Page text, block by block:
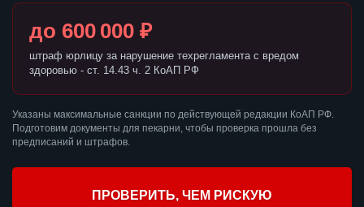
до 600 000 ₽
штраф юрлицу за нарушение техрегламента с вредом
здоровью - ст. 14.43 ч. 2 КоАП РФ
Указаны максимальные санкции по действующей редакции КоАП РФ.
Подготовим документы для пекарни, чтобы проверка прошла без
предписаний и штрафов.
ПРОВЕРИТЬ, ЧЕМ РИСКУЮ